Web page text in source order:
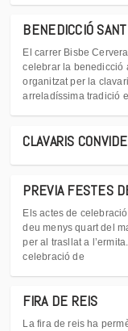
BENEDICCIÓ
El carrer Bisbe
celebrar la benedicció
organitzat per la
arreladíssima tradició
CLAVARIS
PREVIA FESTES
Els actes de
deu menys quart del
per al trasllat a
celebració de
FIRA DE REIS
La fira de reis ha